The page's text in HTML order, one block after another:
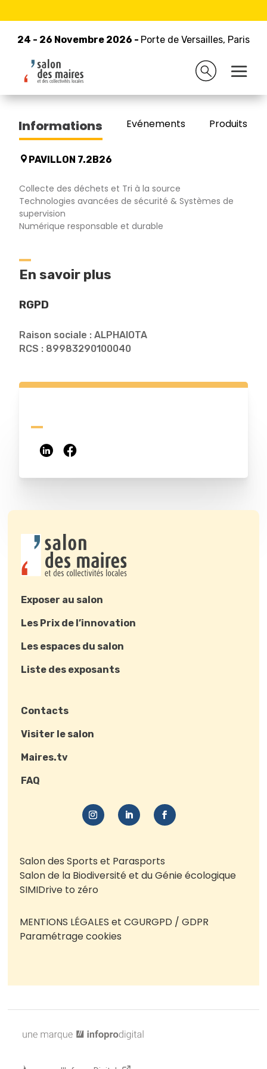
24 - 26 Novembre 2026 - Porte de Versailles, Paris
24 - 26 Novembre 2026 - Porte de Versailles, Paris
Retour à la liste des exposants
VIZZIA
Informations Evénements Produits/
PAVILLON 7.2B26
Collecte des déchets et Tri à la source
Technologies avancées de sécurité & Systèmes de
supervision
Numérique responsable et durable
En savoir plus
RGPD
Raison sociale : ALPHAIOTA
RCS : 89983290100040
Exposer au salon
Les Prix de l’innovation
Les espaces du salon
Liste des exposants
Contacts
Visiter le salon
Maires.tv
FAQ
Salon des Sports et Parasports
Salon de la Biodiversité et du Génie écologique
SIMIDrive to zéro
MENTIONS LÉGALES et CGURGPD / GDPR
Paramétrage cookies